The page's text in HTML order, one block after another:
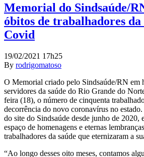
Memorial do Sindsaúde/
óbitos de trabalhadores da
Covid
19/02/2021 17h25
By rodrigomatoso
O Memorial criado pelo Sindsaúde/RN em
servidores da saúde do Rio Grande do
feira (18), o número de cinquenta
decorrência do novo coronavírus no
do site do Sindsaúde desde junho de 2020,
espaço de homenagens e eternas
trabalhadores da saúde que eternizaram a
“Ao longo desses oito meses, contamos